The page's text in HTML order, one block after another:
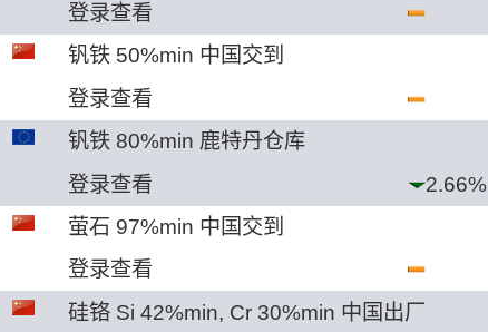
登录查看
钒铁 50%min 中国交到
登录查看
钒铁 80%min 鹿特丹仓库
登录查看
2.66%
萤石 97%min 中国交到
登录查看
硅铬 Si 42%min, Cr 30%min 中国出厂